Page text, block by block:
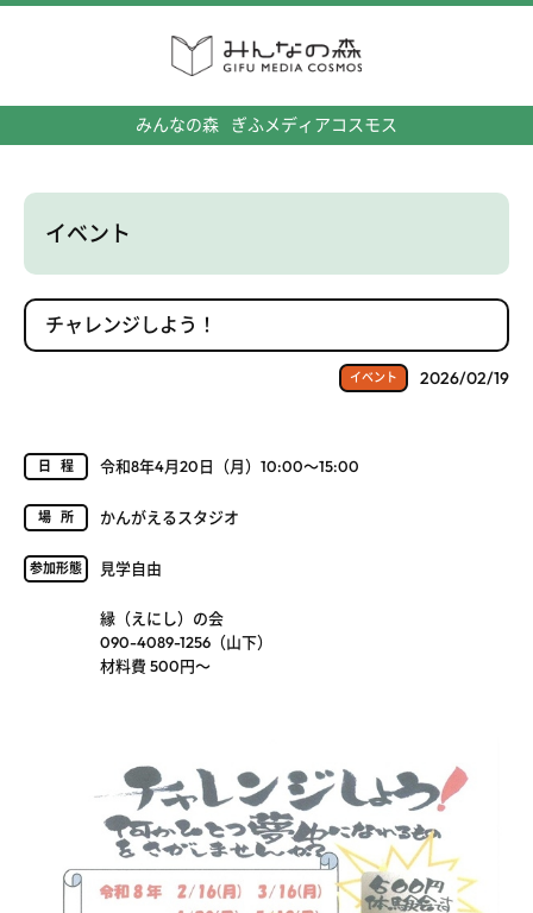
みんなの森 ぎふメディアコスモス
イベント
チャレンジしよう！
イベント 2026/02/19
日程 令和8年4月20日（月）10:00～15:00
場所 かんがえるスタジオ
参加形態 見学自由
縁（えにし）の会
090-4089-1256（山下）
材料費 500円～